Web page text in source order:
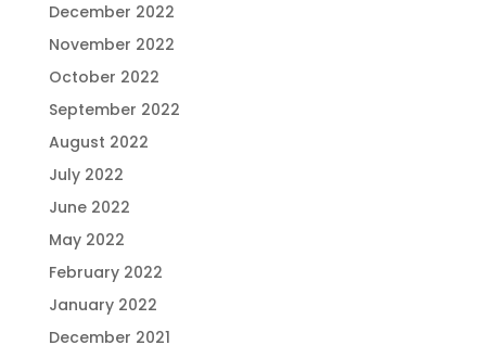
December 2022
November 2022
October 2022
September 2022
August 2022
July 2022
June 2022
May 2022
February 2022
January 2022
December 2021